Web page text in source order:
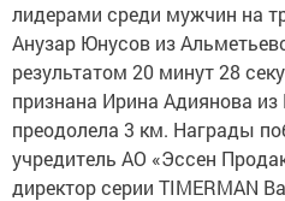
лидерами среди мужчин на
Анузар Юнусов из
результатом 20 минут 28
признана Ирина Адиянова из
преодолела 3 км. Награды
учредитель АО «Эссен
директор серии TIMERMAN